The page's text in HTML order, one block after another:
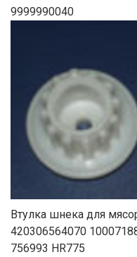
9999990040
Втулка шнека для
420306564070
756993 HR775